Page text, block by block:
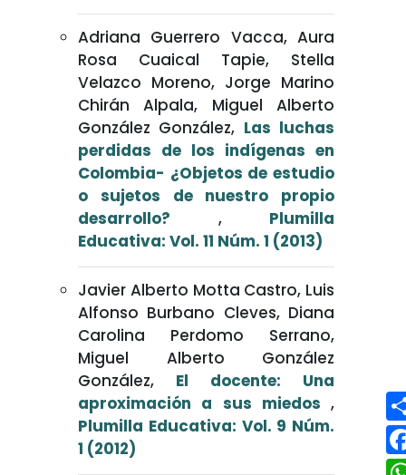
Adriana Guerrero Vacca, Aura
Rosa Cuaical Tapie, Stella
Velazco Moreno, Jorge Marino
Chirán Alpala, Miguel Alberto
González González, Las luchas
perdidas de los indígenas en
Colombia- ¿Objetos de estudio
o sujetos de nuestro propio
desarrollo? , Plumilla
Educativa: Vol. 11 Núm. 1 (2013)
Javier Alberto Motta Castro, Luis
Alfonso Burbano Cleves, Diana
Carolina Perdomo Serrano,
Miguel Alberto González
González, El docente: Una
aproximación a sus miedos ,
Plumilla Educativa: Vol. 9 Núm.
1 (2012)